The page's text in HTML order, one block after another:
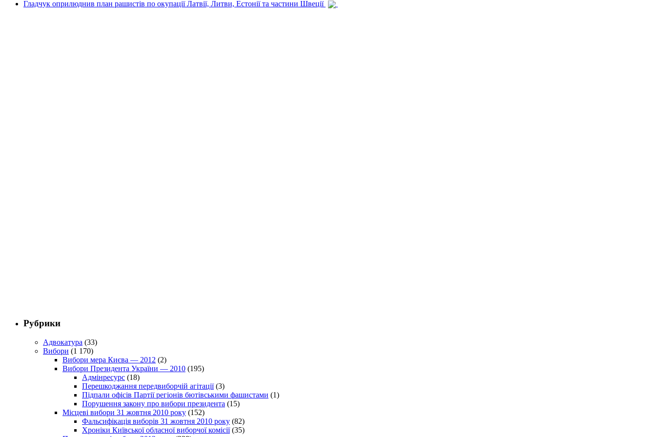
Гладчук оприлюднив план рашистів по окупації Латвії, Литви, Естонії та частини Швеції
Рубрики
Адвокатура (33)
Вибори (1 170)
Вибори мера Києва — 2012 (2)
Вибори Президента України — 2010 (195)
Адмінресурс (18)
Перешкоджання передвиборчій агітації(3)
Підпали офісів Партії регіонів бютівськими фашистами (1)
Порушення закону про вибори президента (15)
Місцеві вибори 31 жовтня 2010 року (152)
Фальсифікація виборів 31 жовтня 2010 року (82)
Хроніки Київської обласної виборчої комісії(35)